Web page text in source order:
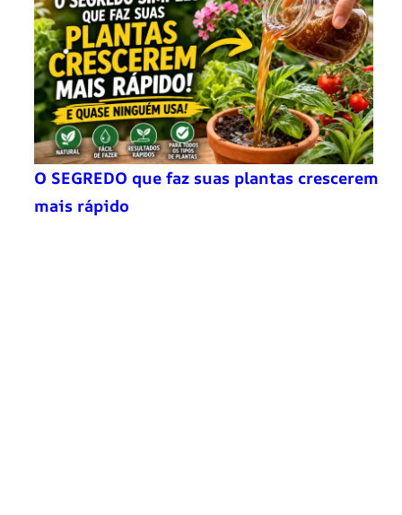
O SEGREDO que faz suas plantas crescerem
mais rápido